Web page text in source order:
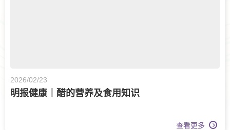
2026/02/23
明报健康｜醋的营养及食用知识
查看更多